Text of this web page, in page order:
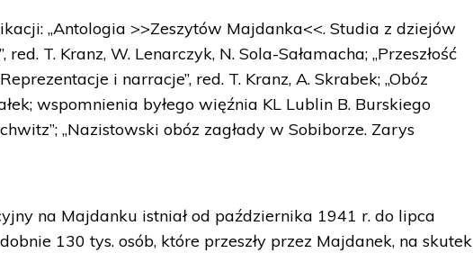
„Antologia >>Zeszytów Majdanka<<. Studia z dziejów
T. Kranz, W. Lenarczyk, N. Sola-Sałamacha; „Przeszłość
i narracje”, red. T. Kranz, A. Skrabek; „Obóz
wspomnienia byłego więźnia KL Lublin B. Burskiego
„Nazistowski obóz zagłady w Sobiborze. Zarys
na Majdanku istniał od października 1941 r. do lipca
130 tys. osób, które przeszły przez Majdanek, na skutek